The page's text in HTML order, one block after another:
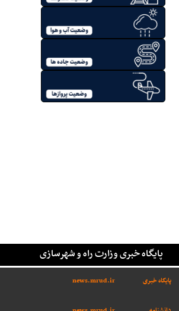
پایگاه خبری وزارت راه و شهرسازی
پایگاه خبری news.mrud.ir